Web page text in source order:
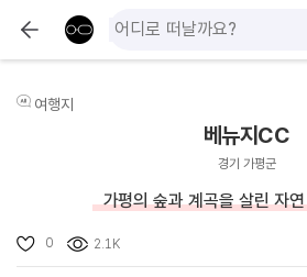
여행지
베뉴지CC
경기 가평군
가평의 숲과 계곡을 살린 자
0 2.1K